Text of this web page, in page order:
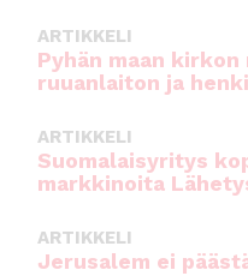
o
o
k
p
ARTIKKELI
Pyhän maan
ruuanlaiton ja
ARTIKKELI
Suomalaisyritys
markkinoita
ARTIKKELI
Jerusalem ei